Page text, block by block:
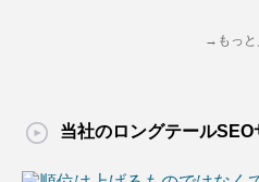
→もっと
当社のロングテールSEO